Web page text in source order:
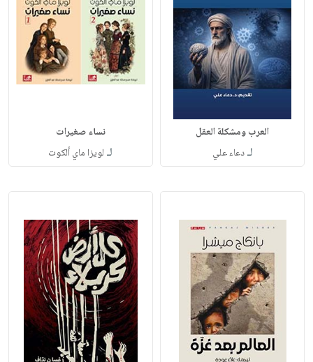
العرب ومشكلة العقل
لـدعاء علي
نساء صغيرات
لـ لويزا ماي ألكوت